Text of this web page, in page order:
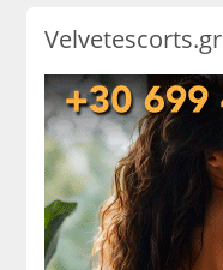
Velvetescorts.gr